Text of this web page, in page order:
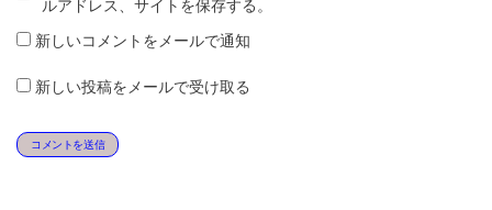
ルアドレス、サイトを保存する。
新しいコメントをメールで通知
新しい投稿をメールで受け取る